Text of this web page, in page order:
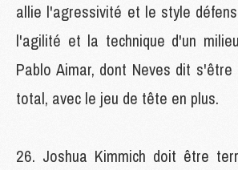
allie l'agressivité et le style
l'agilité et la technique d'un
Pablo Aimar, dont Neves dit s'être
total, avec le jeu de tête en plus.
Joshua Kimmich doit être